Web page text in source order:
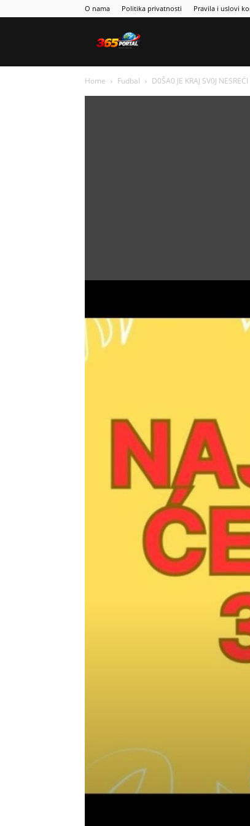
O nama Politika privatnosti Pravila i uslovi
Home Fudbal D0ŠA0 JE KRAJ SV0J